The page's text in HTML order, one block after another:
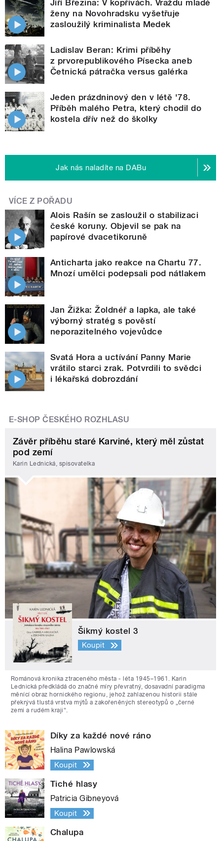
Jiří Březina: V kopřivách. Vraždu mladé
ženy na Novohradsku vyšetřuje
zasloužilý kriminalista Medek
Ladislav Beran: Krimi příběhy
z prvorepublikového Písecka aneb
Četnická pátračka versus galérka
Jeden prázdninový den v létě '78.
Příběh malého Petra, který chodil do
kostela dřív než do školky
Jak nás naladíte na DABu
VÍCE Z POŘADU
Alois Rašín se zasloužil o stabilizaci
české koruny. Objevil se pak na
papírové dvacetikoruně
Anticharta jako reakce na Chartu 77.
Mnozí umělci podepsali pod nátlakem
Jan Žižka: Žoldnéř a lapka, ale také
výborný stratég s pověstí
neporazitelného vojevůdce
Svatá Hora a uctívání Panny Marie
vrátilo starci zrak. Potvrdili to svědci
i lékařská dobrozdání
E-SHOP ČESKÉHO ROZHLASU
Závěr příběhu staré Karviné, který měl zůstat
pod zemí
Karin Lednická, spisovatelka
Šikmý kostel 3
Koupit
Románová kronika ztraceného města - léta 1945–1961. Karin
Lednická předkládá do značné míry převratný, dosavadní paradigma
měnící obraz hornického regionu, jehož zahlazenou historii stále
překrývá tlustá vrstva mýtů a zakořeněných stereotypů o „černé
zemi a rudém kraji“.
Díky za každé nové ráno
Halina Pawlowská
Koupit
Tiché hlasy
Patricia Gibneyová
Koupit
Chalupa